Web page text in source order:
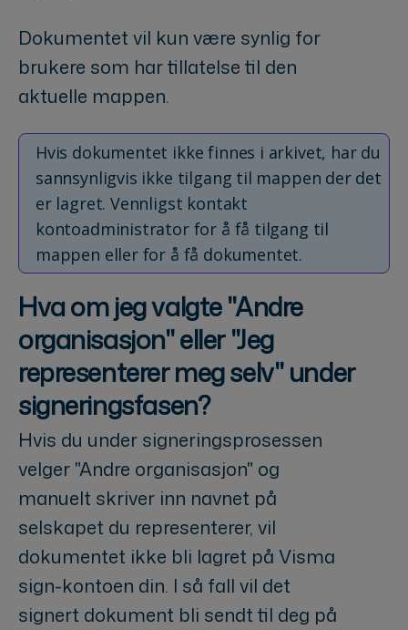
Dokumentet vil kun være synlig for
brukere som har tillatelse til den
aktuelle mappen.
Hvis dokumentet ikke finnes i arkivet, har du
sannsynligvis ikke tilgang til mappen der det
er lagret. Vennligst kontakt
kontoadministrator for å få tilgang til
mappen eller for å få dokumentet.
Hva om jeg valgte "Andre
organisasjon" eller "Jeg
representerer meg selv" under
signeringsfasen?
Hvis du under signeringsprosessen
velger "Andre organisasjon" og
manuelt skriver inn navnet på
selskapet du representerer, vil
dokumentet ikke bli lagret på Visma
sign-kontoen din. I så fall vil det
signert dokument bli sendt til deg på